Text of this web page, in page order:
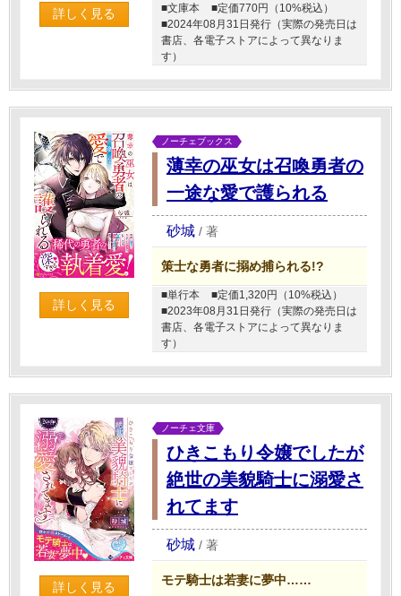
詳しく見る ■文庫本
■定価770円（10%税込）
■2024年08月31日発行（実際の発売日は
書店、各電子ストアによって異なりま
す）
詳しく見る
ノーチェブックス
薄幸の巫女は召喚勇者の
一途な愛で護られる
砂城 / 著
策士な勇者に搦め捕られる!?
■単行本
■定価1,320円（10%税込）
■2023年08月31日発行（実際の発売日は
書店、各電子ストアによって異なりま
す）
詳しく見る
ノーチェ文庫
ひきこもり令嬢でしたが
絶世の美貌騎士に溺愛さ
れてます
砂城 / 著
モテ騎士は若妻に夢中……